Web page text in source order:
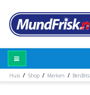
Huis / Shop / Merken / BenBits